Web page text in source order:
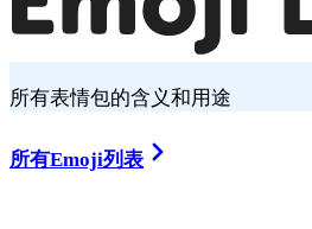
所有表情包的含义和用途
所有Emoji列表